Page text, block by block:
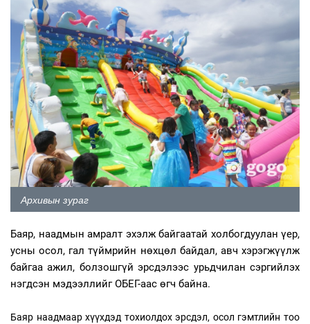
Архивын зураг
Баяр, наадмын амралт эхэлж байгаатай холбогдуулан үер,
усны осол, гал түймрийн нөхцөл байдал, авч хэрэгжүүлж
байгаа ажил, болзошгүй эрсдэлээс урьдчилан сэргийлэх
нэгдсэн мэдээллийг ОБЕГ-аас өгч байна.
Баяр наадмаар хүүхдэд тохиолдох эрсдэл, осол гэмтлийн тоо